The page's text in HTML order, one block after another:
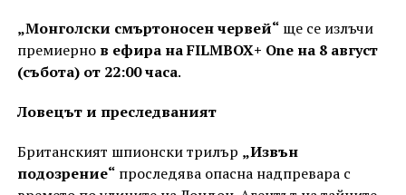
„Монголски смъртоносен червей“ще се излъчи
премиерно в ефира на FILMBOX+ One на 8 август
(събота) от 22:00 часа.
Ловецът и преследваният
Британският шпионски трилър „Извън
подозрение“проследява опасна надпревара с